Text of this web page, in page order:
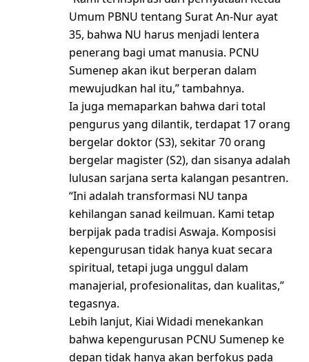
Umum PBNU tentang Surat An-Nur ayat
35, bahwa NU harus menjadi lentera
penerang bagi umat manusia. PCNU
Sumenep akan ikut berperan dalam
mewujudkan hal itu,” tambahnya.
Ia juga memaparkan bahwa dari total
pengurus yang dilantik, terdapat 17 orang
bergelar doktor (S3), sekitar 70 orang
bergelar magister (S2), dan sisanya adalah
lulusan sarjana serta kalangan pesantren.
“Ini adalah transformasi NU tanpa
kehilangan sanad keilmuan. Kami tetap
berpijak pada tradisi Aswaja. Komposisi
kepengurusan tidak hanya kuat secara
spiritual, tetapi juga unggul dalam
manajerial, profesionalitas, dan kualitas,”
tegasnya.
Lebih lanjut, Kiai Widadi menekankan
bahwa kepengurusan PCNU Sumenep ke
depan tidak hanya akan berfokus pada